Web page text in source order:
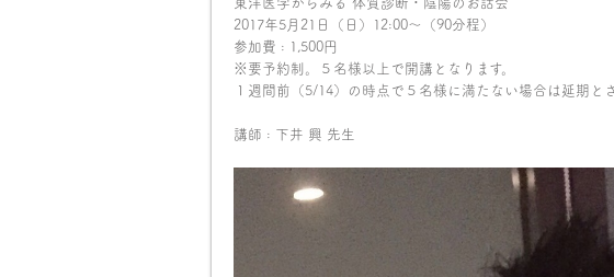
2017年5月21日（日）12:00〜（90分程）
参加費 : 1,500円
※要予約制。５名様以上で開講となります。
１週間前（5/14）の時点で５名様に満たない場合は延期と
講師 : 下井 興 先生